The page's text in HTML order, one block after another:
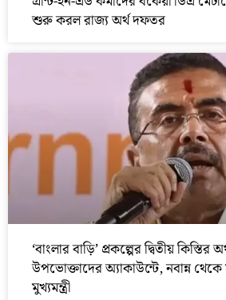
শুরু করল রাজ্য অর্থ দফতর
‘বাংলার বাড়ি’ প্রকল্পের দ্বিতীয়
উপভোক্তাদের অ্যাকাউন্টে, নবান্ন
মুখ্যমন্ত্রী